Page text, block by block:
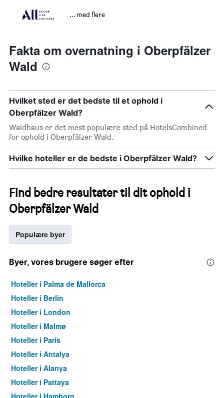
... med flere
Fakta om overnatning i Oberpfälzer
Wald
Hvilket sted er det bedste til et ophold i
Oberpfälzer Wald?
Waidhaus er det mest populære sted på HotelsCombined
for ophold i Oberpfälzer Wald.
Hvilke hoteller er de bedste i Oberpfälzer Wald?
Find bedre resultater til dit ophold i
Oberpfälzer Wald
Populære byer
Byer, vores brugere søger efter
Hoteller i Palma de Mallorca
Hoteller i Berlin
Hoteller i London
Hoteller i Malmø
Hoteller i Paris
Hoteller i Antalya
Hoteller i Alanya
Hoteller i Pattaya